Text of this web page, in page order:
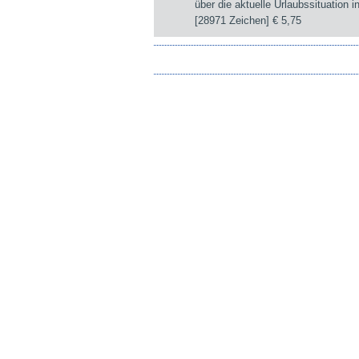
über die aktuelle Urlaubssituation
[28971 Zeichen]€ 5,75